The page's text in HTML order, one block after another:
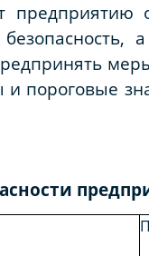
предприятию
пороговые